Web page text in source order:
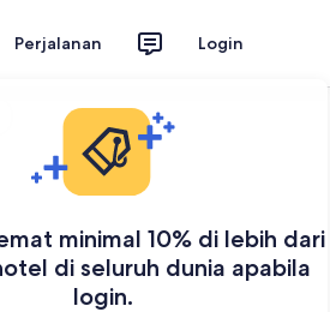
Perjalanan Login
minimal 10% di lebih dari
di seluruh dunia apabila
login.